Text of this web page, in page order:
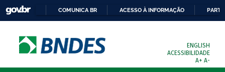
COMUNICA BR ACESSO À INFORMAÇÃO
ENGLISH
ACESSIBILIDADE
A+ A-